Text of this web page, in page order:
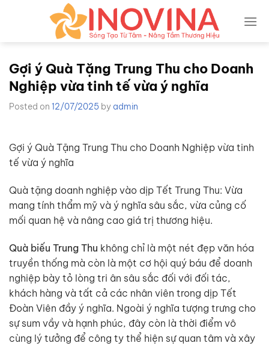
Gợi ý Quà Tặng Trung Thu cho Doanh
Nghiệp vừa tinh tế vừa ý nghĩa
Posted on 12/07/2025 by admin
Gợi ý Quà Tặng Trung Thu cho Doanh Nghiệp vừa tinh
tế vừa ý nghĩa
Quà tặng doanh nghiệp vào dịp Tết Trung Thu: Vừa
mang tính thẩm mỹ và ý nghĩa sâu sắc, vừa củng cố
mối quan hệ và nâng cao giá trị thương hiệu.
Quà biếu Trung Thu không chỉ là một nét đẹp văn hóa
truyền thống mà còn là một cơ hội quý báu để doanh
nghiệp bày tỏ lòng tri ân sâu sắc đối với đối tác,
khách hàng và tất cả các nhân viên trong dịp Tết
Đoàn Viên đầy ý nghĩa. Ngoài ý nghĩa tượng trưng cho
sự sum vầy và hạnh phúc, đây còn là thời điểm vô
cùng lý tưởng để công ty thể hiện sự quan tâm và xây